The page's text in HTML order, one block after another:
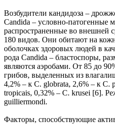
Возбудители кандидоза –
Candida – условно-патогенные
распространенные во внешней
180 видов. Они обитают на
оболочках здоровых людей в
рода Candida – бластоспоры,
являются аэробами. От 85 до
грибов, выделенных из
4,2% – к C. globrata, 2,6% – к C.
tropicais, 0,32% – C. krusei [6].
guilliermondi.
Факторы, способствующие